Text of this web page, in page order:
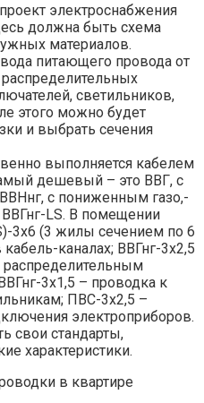
электроснабжения
должна быть схема
материалов.
питающего провода от
светильников,
этого можно будет
и выбрать сечения
выполняется кабелем
дешевый – это ВВГ, с
с пониженным газо,-
LS. В помещении
3х6 (3 жилы сечением по 6
каналах; ВВГнг-3х2,5
распределительным
3х1,5 – проводка к
ПВС-3х2,5 –
электроприборов.
свои стандарты,
характеристики.
в квартире